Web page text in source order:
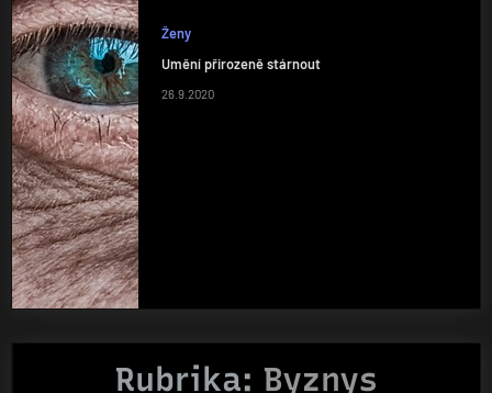
Ženy
Umění přirozeně stárnout
26.9.2020
Rubrika: Byznys